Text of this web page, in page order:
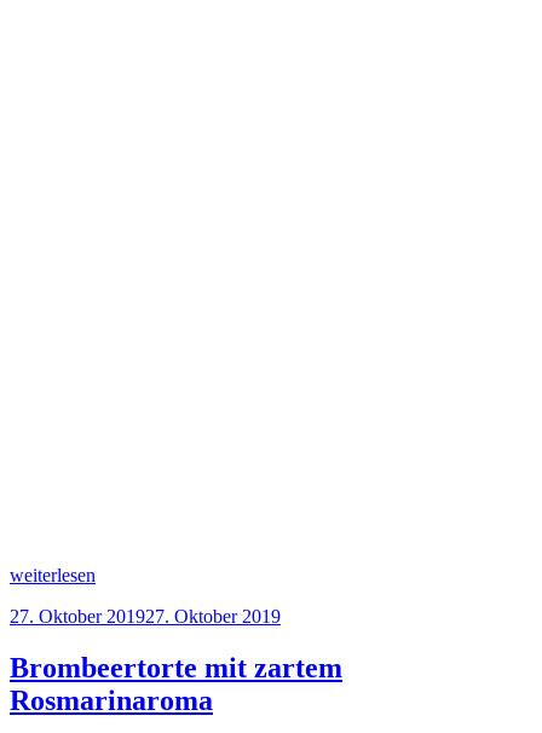
„Pekan-
Swirl
weiterlesen
Veröffentlicht
27. Oktober 201927. Oktober 2019
Brombeertorte mit zartem
Rosmarinaroma